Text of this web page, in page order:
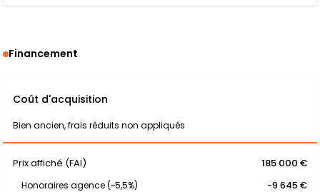
Financement
Coût d'acquisition
Bien ancien, frais réduits non appliqués
Prix affiché (FAI) 185 000 €
Honoraires agence (~5,5%)
-9 645 €